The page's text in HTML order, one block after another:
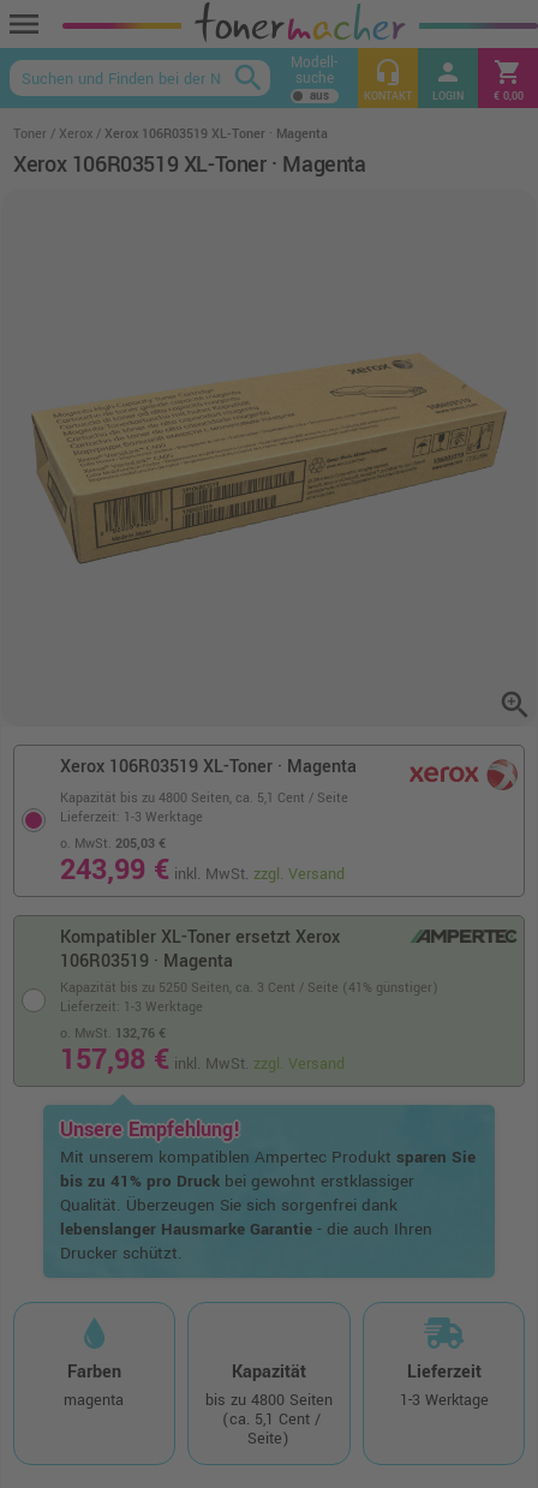
menu
keyboard_arrow_up
search Modell-
suche headset_mic
KONTAKT
person
LOGIN
shopping_cart
€ 0,00
Toner Xerox Xerox 106R03519 XL-Toner · Magenta
Xerox 106R03519 XL-Toner · Magenta
zoom_in
Xerox 106R03519 XL-Toner · Magenta
Kapazität bis zu 4800 Seiten, ca. 5,1 Cent / Seite
o. MwSt. 205,03 €
243,99 € inkl. MwSt.zzgl. Versand
Lieferzeit: 1-3 Werktage
Kompatibler XL-Toner ersetzt Xerox
106R03519 · Magenta
Kapazität bis zu 5250 Seiten, ca. 3 Cent / Seite (41% günstiger)
o. MwSt. 132,76 €
157,98 € inkl. MwSt. zzgl. Versand
Lieferzeit: 1-3 Werktage
Unsere Empfehlung!
Mit unserem kompatiblen Ampertec Produkt sparen Sie
bis zu 41% pro Druckbei gewohnt erstklassiger
Qualität. Überzeugen Sie sich sorgenfrei dank
lebenslanger Hausmarke Garantie- die auch Ihren
Drucker schützt.
Farben
magenta
Kapazität
bis zu 4800 Seiten
(ca. 5,1 Cent /
Seite)
Lieferzeit
1-3 Werktage